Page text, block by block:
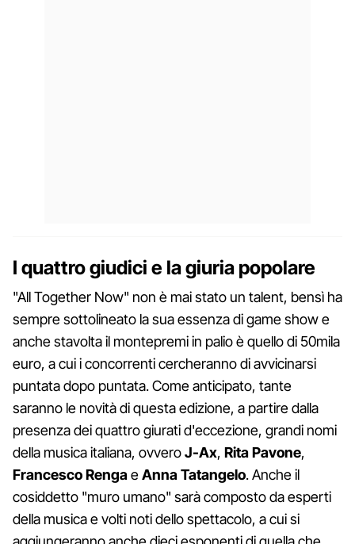
I quattro giudici e la giuria popolare
"All Together Now" non è mai stato un talent, bensì ha
sempre sottolineato la sua essenza di game show e
anche stavolta il montepremi in palio è quello di 50mila
euro, a cui i concorrenti cercheranno di avvicinarsi
puntata dopo puntata. Come anticipato, tante
saranno le novità di questa edizione, a partire dalla
presenza dei quattro giurati d'eccezione, grandi nomi
della musica italiana, ovveroJ-Ax, Rita Pavone,
Francesco RengaeAnna Tatangelo. Anche il
cosiddetto "muro umano" sarà composto da esperti
della musica e volti noti dello spettacolo, a cui si